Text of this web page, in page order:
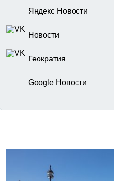
Яндекс Новости
Новости
Геократия
Google Новости